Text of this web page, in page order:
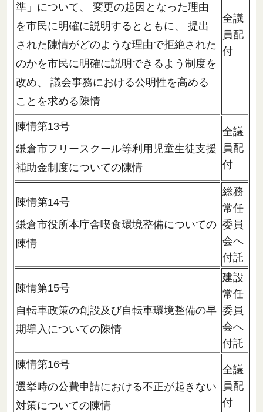
準」について、 変更の起因となった理由
を市民に明確に説明するとともに、 提出
された陳情がどのような理由で拒絶された
のかを市民に明確に説明できるよう制度を
改め、 議会事務における公明性を高める
ことを求める陳情
全議
員配
付
陳情第13号
鎌倉市フリースクール等利用児童生徒支援
補助金制度についての陳情
全議
員配
付
陳情第14号
鎌倉市役所本庁舎喫食環境整備についての
陳情
総務
常任
委員
会へ
付託
陳情第15号
自転車政策の創設及び自転車環境整備の早
期導入についての陳情
建設
常任
委員
会へ
付託
陳情第16号
選挙時の公費申請における不正が起きない
対策についての陳情
全議
員配
付